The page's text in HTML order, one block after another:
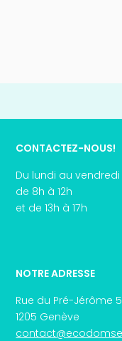
CONTACTEZ-NOUS!
Du lundi au vendredi
de 8h à 12h
et de 13h à 17h
NOTRE ADRESSE
Rue du Pré-Jérôme 5
1205 Genève